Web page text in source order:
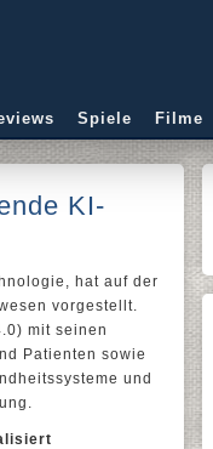
Spiele Filme
KI-
hat auf der
vorgestellt.
mit seinen
Patienten sowie
und